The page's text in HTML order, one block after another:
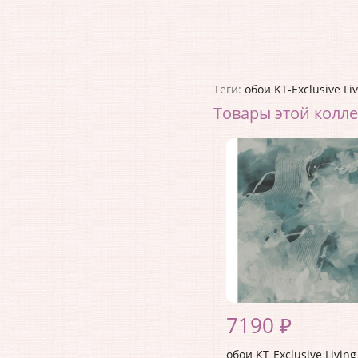
Теги: обои KT-Exclusive
Товары этой
7190 ₽
обои KT-Exclusive